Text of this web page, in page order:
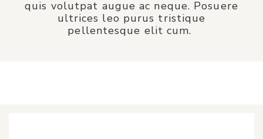
quis volutpat augue ac neque. Posuere
ultrices leo purus tristique
pellentesque elit cum.